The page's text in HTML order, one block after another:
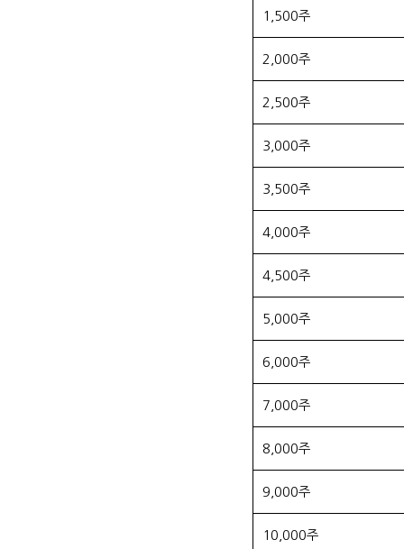
1,500주
2,000주
2,500주
3,000주
3,500주
4,000주
4,500주
5,000주
6,000주
7,000주
8,000주
9,000주
10,000주